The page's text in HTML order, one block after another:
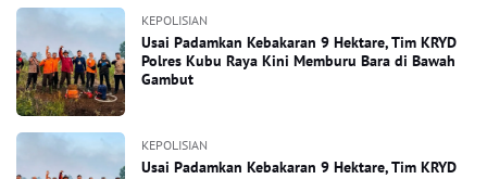
KEPOLISIAN
Usai Padamkan Kebakaran 9 Hektare, Tim KRYD
Polres Kubu Raya Kini Memburu Bara di Bawah
Gambut
KEPOLISIAN
Usai Padamkan Kebakaran 9 Hektare, Tim KRYD